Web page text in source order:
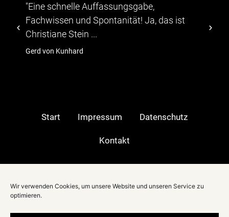
Wir verwenden Cookies, um unsere Website und unseren Service zu
optimieren.
"Eine schnelle Auffassungsgabe,
Fachwissen und Spontanität! Ja, das ist
Christiane Stein ...
Gerd von Kunhard
Start Impressum Datenschutz
Kontakt
Berlin|